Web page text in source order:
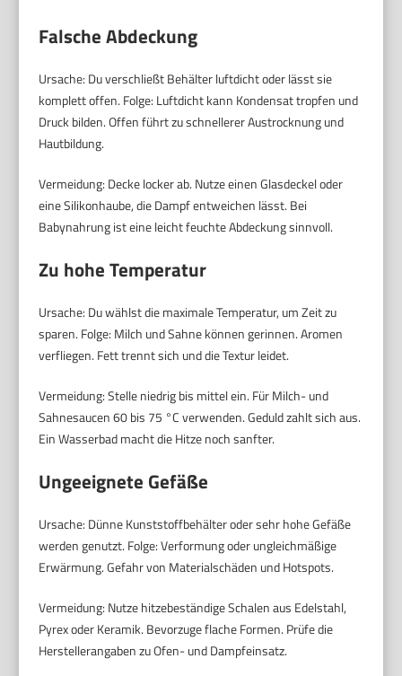
Falsche Abdeckung
Ursache: Du verschließt Behälter luftdicht oder lässt sie
komplett offen. Folge: Luftdicht kann Kondensat tropfen und
Druck bilden. Offen führt zu schnellerer Austrocknung und
Hautbildung.
Vermeidung: Decke locker ab. Nutze einen Glasdeckel oder
eine Silikonhaube, die Dampf entweichen lässt. Bei
Babynahrung ist eine leicht feuchte Abdeckung sinnvoll.
Zu hohe Temperatur
Ursache: Du wählst die maximale Temperatur, um Zeit zu
sparen. Folge: Milch und Sahne können gerinnen. Aromen
verfliegen. Fett trennt sich und die Textur leidet.
Vermeidung: Stelle niedrig bis mittel ein. Für Milch- und
Sahnesaucen 60 bis 75 °C verwenden. Geduld zahlt sich aus.
Ein Wasserbad macht die Hitze noch sanfter.
Ungeeignete Gefäße
Ursache: Dünne Kunststoffbehälter oder sehr hohe Gefäße
werden genutzt. Folge: Verformung oder ungleichmäßige
Erwärmung. Gefahr von Materialschäden und Hotspots.
Vermeidung: Nutze hitzebeständige Schalen aus Edelstahl,
Pyrex oder Keramik. Bevorzuge flache Formen. Prüfe die
Herstellerangaben zu Ofen- und Dampfeinsatz.